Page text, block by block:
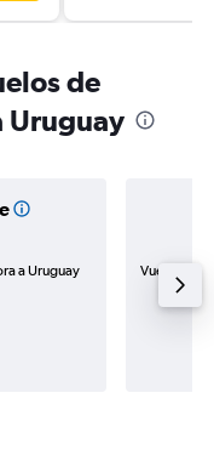
de
Uruguay
a Uruguay Vuelo de